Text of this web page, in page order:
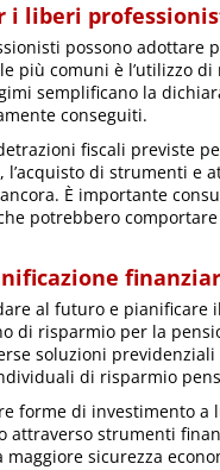
i liberi
possono adottare
più comuni è l’utilizzo
semplificano la
conseguiti.
fiscali previste
di strumenti e
È importante
potrebbero
al futuro e
di risparmio per la
soluzioni
di risparmio
forme di investimento a
attraverso strumenti
sicurezza